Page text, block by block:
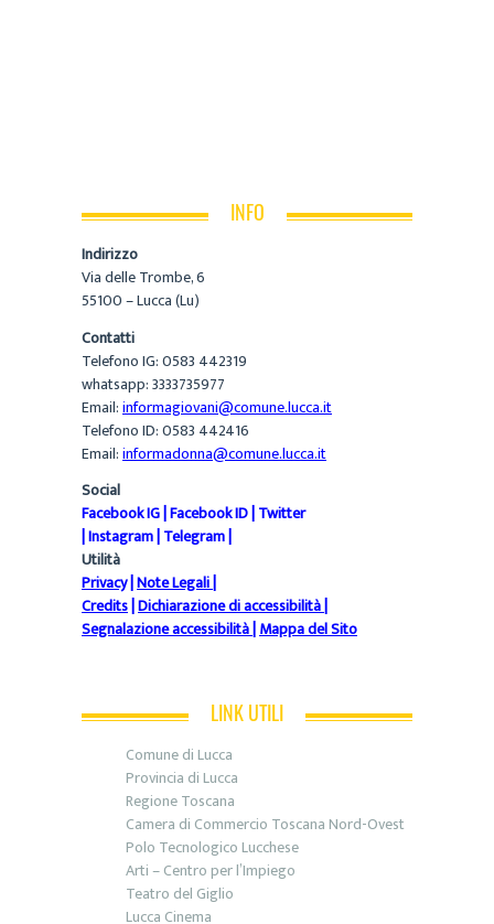
INFO
Indirizzo
Via delle Trombe, 6
55100 – Lucca (Lu)
Contatti
Telefono IG: 0583 442319
whatsapp: 3333735977
Email:informagiovani@comune.lucca.it
Telefono ID: 0583 442416
Email:informadonna@comune.lucca.it
Social
Facebook IG|Facebook ID|Twitter
|Instagram|Telegram|
Utilità
Privacy|Note Legali|
Credits|Dichiarazione di accessibilità|
Segnalazione accessibilità|Mappa del Sito
LINK UTILI
Comune di Lucca
Provincia di Lucca
Regione Toscana
Camera di Commercio Toscana Nord-Ovest
Polo Tecnologico Lucchese
Arti – Centro per l’Impiego
Teatro del Giglio
Lucca Cinema